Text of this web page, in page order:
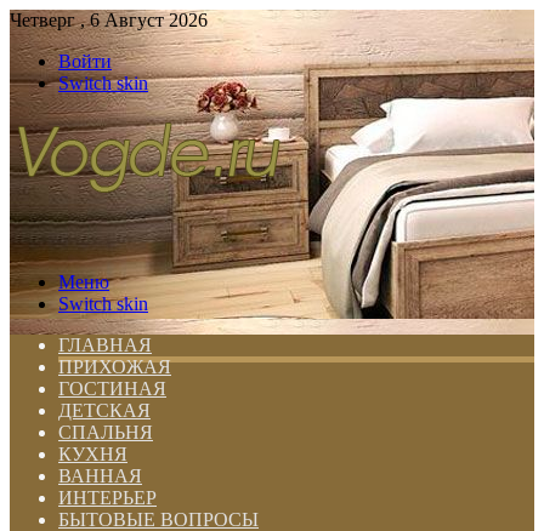
Четверг , 6 Август 2026
Войти
Switch skin
Меню
Switch skin
ГЛАВНАЯ
ПРИХОЖАЯ
ГОСТИНАЯ
ДЕТСКАЯ
СПАЛЬНЯ
КУХНЯ
ВАННАЯ
ИНТЕРЬЕР
БЫТОВЫЕ ВОПРОСЫ